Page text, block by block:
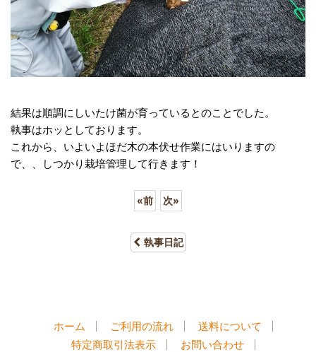
結果は順調にしいたけ菌が育っているとのことでした。
執事はホッとしております。
これから、いよいよほだ木の本伏せ作業にはいりますの
で、、しつかり栽培管理して行きます！
«前 次»
執事日記
ホーム ご利用の流れ
送料について
特定商取引法表示
お問い合わせ